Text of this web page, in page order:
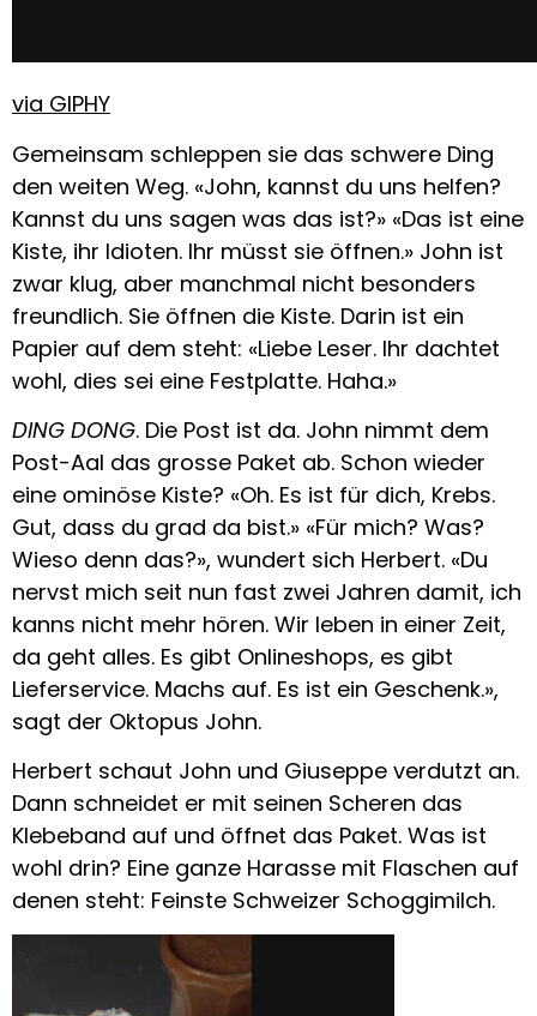
via GIPHY
Gemeinsam schleppen sie das schwere Ding
den weiten Weg. «John, kannst du uns helfen?
Kannst du uns sagen was das ist?» «Das ist eine
Kiste, ihr Idioten. Ihr müsst sie öffnen.» John ist
zwar klug, aber manchmal nicht besonders
freundlich. Sie öffnen die Kiste. Darin ist ein
Papier auf dem steht: «Liebe Leser. Ihr dachtet
wohl, dies sei eine Festplatte. Haha.»
DING DONG. Die Post ist da. John nimmt dem
Post-Aal das grosse Paket ab. Schon wieder
eine ominöse Kiste? «Oh. Es ist für dich, Krebs.
Gut, dass du grad da bist.» «Für mich? Was?
Wieso denn das?», wundert sich Herbert. «Du
nervst mich seit nun fast zwei Jahren damit, ich
kanns nicht mehr hören. Wir leben in einer Zeit,
da geht alles. Es gibt Onlineshops, es gibt
Lieferservice. Machs auf. Es ist ein Geschenk.»,
sagt der Oktopus John.
Herbert schaut John und Giuseppe verdutzt an.
Dann schneidet er mit seinen Scheren das
Klebeband auf und öffnet das Paket. Was ist
wohl drin? Eine ganze Harasse mit Flaschen auf
denen steht: Feinste Schweizer Schoggimilch.